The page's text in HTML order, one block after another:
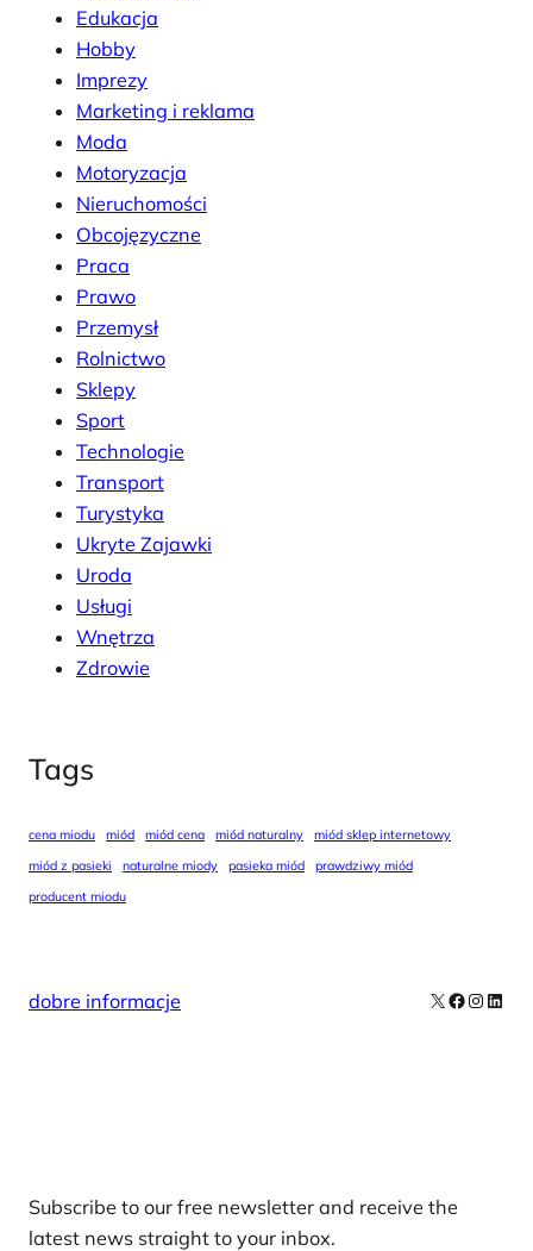
Edukacja
Hobby
Imprezy
Marketing i reklama
Moda
Motoryzacja
Nieruchomości
Obcojęzyczne
Praca
Prawo
Przemysł
Rolnictwo
Sklepy
Sport
Technologie
Transport
Turystyka
Ukryte Zajawki
Uroda
Usługi
Wnętrza
Zdrowie
Tags
cena miodu miód miód cena miód naturalny
miód sklep internetowy
miód z pasieki
naturalne miody pasieka miód
prawdziwy miód
producent miodu
dobre informacje X Facebook
Subscribe to our free newsletter and receive the
latest news straight to your inbox.